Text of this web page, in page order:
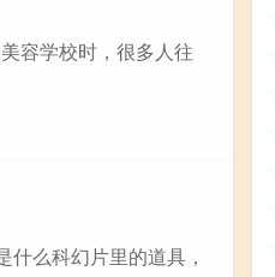
容学校时，很多人往
什么科幻片里的道具，